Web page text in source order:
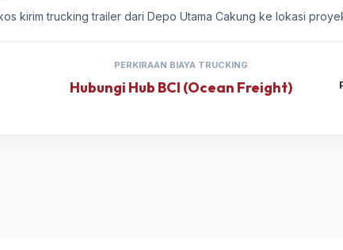
kirim trucking trailer dari Depo Utama Cakung ke lokasi
PERKIRAAN BIAYA TRUCKING
Hubungi Hub BCI (Ocean Freight)